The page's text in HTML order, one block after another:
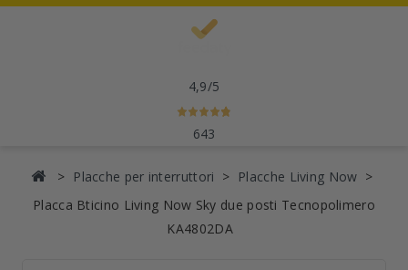
4,9/5
643
Placche per interruttori
Placche Living Now
Placca Bticino Living Now Sky due posti Tecnopolimero
KA4802DA